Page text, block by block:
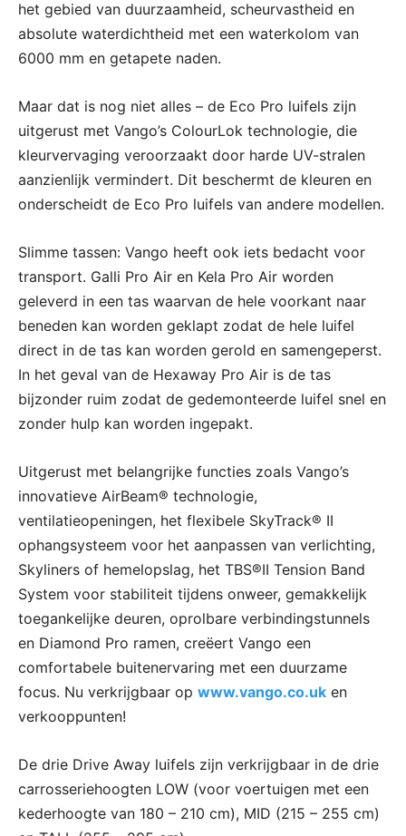
het gebied van duurzaamheid, scheurvastheid en
absolute waterdichtheid met een waterkolom van
6000 mm en getapete naden.
Maar dat is nog niet alles – de Eco Pro luifels zijn
uitgerust met Vango’s ColourLok technologie, die
kleurvervaging veroorzaakt door harde UV-stralen
aanzienlijk vermindert. Dit beschermt de kleuren en
onderscheidt de Eco Pro luifels van andere modellen.
Slimme tassen: Vango heeft ook iets bedacht voor
transport. Galli Pro Air en Kela Pro Air worden
geleverd in een tas waarvan de hele voorkant naar
beneden kan worden geklapt zodat de hele luifel
direct in de tas kan worden gerold en samengeperst.
In het geval van de Hexaway Pro Air is de tas
bijzonder ruim zodat de gedemonteerde luifel snel en
zonder hulp kan worden ingepakt.
Uitgerust met belangrijke functies zoals Vango’s
innovatieve AirBeam® technologie,
ventilatieopeningen, het flexibele SkyTrack® II
ophangsysteem voor het aanpassen van verlichting,
Skyliners of hemelopslag, het TBS®II Tension Band
System voor stabiliteit tijdens onweer, gemakkelijk
toegankelijke deuren, oprolbare verbindingstunnels
en Diamond Pro ramen, creëert Vango een
comfortabele buitenervaring met een duurzame
focus. Nu verkrijgbaar op www.vango.co.uk en
verkooppunten!
De drie Drive Away luifels zijn verkrijgbaar in de drie
carrosseriehoogten LOW (voor voertuigen met een
kederhoogte van 180 – 210 cm), MID (215 – 255 cm)